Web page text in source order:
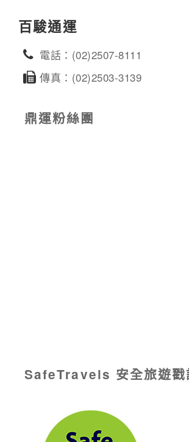
百駿通運
電話：(02)2507-8111
傳真：(02)2503-3139
鼎運粉絲團
SafeTravels 安全旅遊戳